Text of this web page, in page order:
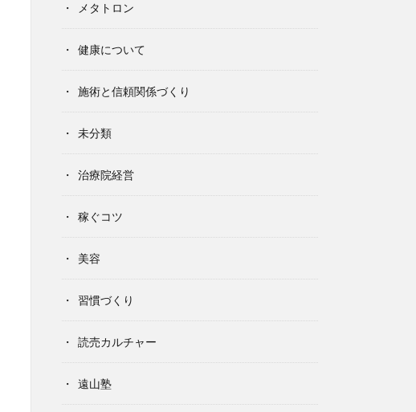
メタトロン
健康について
施術と信頼関係づくり
未分類
治療院経営
稼ぐコツ
美容
習慣づくり
読売カルチャー
遠山塾